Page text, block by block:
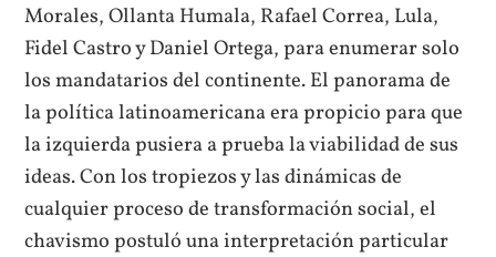
Morales, Ollanta Humala, Rafael Correa, Lula,
Fidel Castro y Daniel Ortega, para enumerar solo
los mandatarios del continente. El panorama de
la política latinoamericana era propicio para que
la izquierda pusiera a prueba la viabilidad de sus
ideas. Con los tropiezos y las dinámicas de
cualquier proceso de transformación social, el
chavismo postuló una interpretación particular